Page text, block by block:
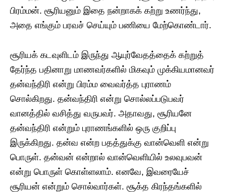
பிரம்மன். சூரியனும் இதை நன்றாகக் கற்று உணர்ந்து,
அதை எங்கும் பரவச் செய்யும் பணியை மேற்கொண்டார்.
சூரியக் கடவுளிடம் இருந்து ஆயுர்வேதத்தைக் கற்றுத்
தேர்ந்த பதினாறு மாணவர்களில் மிகவும் முக்கியமானவர்
தன்வந்திரி என்று பிரம்ம வைவர்த்த புராணம்
சொல்கிறது. தன்வந்திரி என்று சொல்லப்படுபவர்
வானத்தில் வசித்து வருபவர். அதாவது, சூரியனே
தன்வந்திரி என்றும் புராணங்களில் ஒரு குறிப்பு
இருக்கிறது. தன்வ என்ற பதத்துக்கு வான்வெளி என்று
பொருள். தன்வன் என்றால் வான்வெளியில் உலவுபவன்
என்று பொருள் கொள்ளலாம். எனவே, இவரையேச்
சூரியன் என்றும் சொல்வார்கள். சூக்த கிரந்தங்களில்